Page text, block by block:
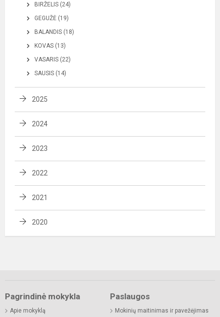
BIRŽELIS (24)
GEGUŽĖ (19)
BALANDIS (18)
KOVAS (13)
VASARIS (22)
SAUSIS (14)
2025
2024
2023
2022
2021
2020
Pagrindinė mokykla
Apie mokyklą
Paslaugos
Mokinių maitinimas ir pavežėjimas